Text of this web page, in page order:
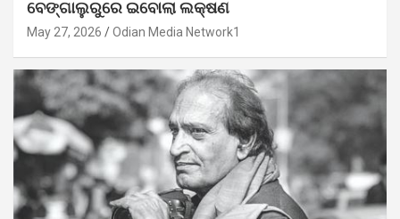
ବେଙ୍ଗାଲୁରୁରେ ଇବୋଲା ଲକ୍ଷଣ
May 27, 2026 Odian Media Network1